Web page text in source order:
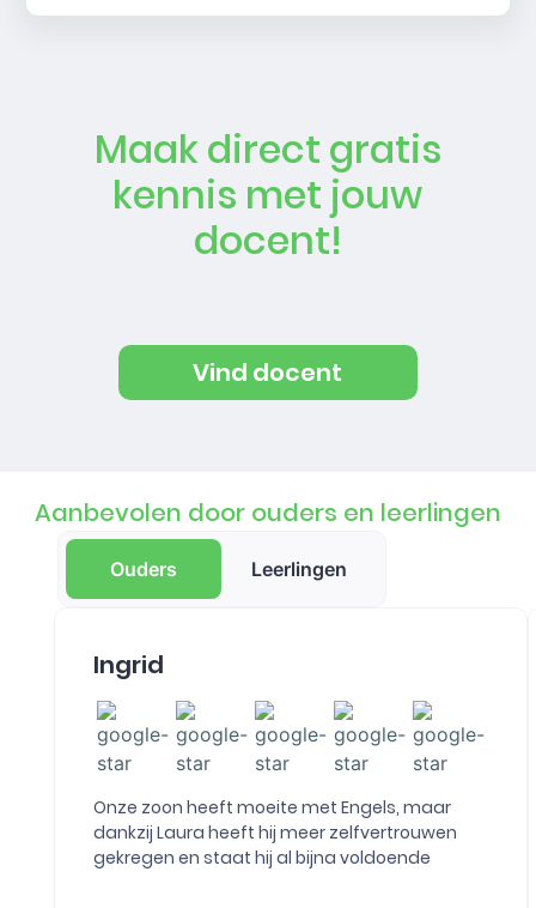
Maak direct gratis
kennis met jouw
docent!
Vind docent
Aanbevolen door ouders en leerlingen
Ouders Leerlingen
Ingrid
Onze zoon heeft moeite met Engels, maar
dankzij Laura heeft hij meer zelfvertrouwen
gekregen en staat hij al bijna voldoende